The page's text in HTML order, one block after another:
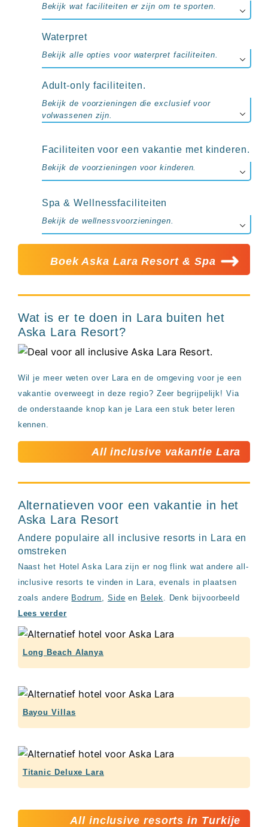
Bekijk wat faciliteiten er zijn om te sporten.
Waterpret
Bekijk alle opties voor waterpret faciliteiten.
Adult-only faciliteiten.
Bekijk de voorzieningen die exclusief voor
volwassenen zijn.
Faciliteiten voor een vakantie met kinderen.
Bekijk de voorzieningen voor kinderen.
Spa & Wellnessfaciliteiten
Bekijk de wellnessvoorzieningen.
Boek Aska Lara Resort & Spa
Wat is er te doen in Lara buiten het
Aska Lara Resort?
Wil je meer weten over Lara en de omgeving voor je een
vakantie overweegt in deze regio? Zeer begrijpelijk! Via
de onderstaande knop kan je Lara een stuk beter leren
kennen.
All inclusive vakantie Lara
Alternatieven voor een vakantie in het
Aska Lara Resort
Andere populaire all inclusive resorts in Lara en
omstreken
Naast het Hotel Aska Lara zijn er nog flink wat andere all-
inclusive resorts te vinden in Lara, evenals in plaatsen
zoals andere Bodrum , Side en Belek. Denk bijvoorbeeld
Lees verder
Long Beach Alanya
Bayou Villas
Titanic Deluxe Lara
All inclusive resorts in Turkije